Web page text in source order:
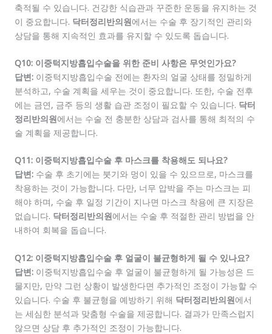
축적될 수 있습니다. 건강한 식습관과 꾸준한 운동을 유지하는 것
이 중요합니다. 닥터정리반의원에서는 수술 후 장기적인 관리와
상담을 통해 지속적인 효과를 유지할 수 있도록 돕습니다.
Q10: 이중턱지방흡입수술을 위한 준비 사항은 무엇인가요?
답변: 이중턱지방흡입수술 전에는 환자의 얼굴 상태를 정밀하게
분석하고, 수술 계획을 세우는 것이 중요합니다. 또한, 수술 전후
에는 금연, 금주 등의 생활 습관 조정이 필요할 수 있습니다. 닥터
정리반의원에서는 수술 전 충분한 상담과 검사를 통해 최적의 수
술 계획을 제공합니다.
Q11: 이중턱지방흡입수술 후 마스크를 착용해도 되나요?
답변: 수술 후 초기에는 붓기와 멍이 있을 수 있으므로, 마스크를
착용하는 것이 가능합니다. 다만, 너무 압박을 주는 마스크는 피
해야 하며, 수술 후 일정 기간이 지나면 마스크 착용에 큰 지장은
없습니다. 닥터정리반의원에서는 수술 후 적절한 관리 방법을 안
내하여 회복을 돕습니다.
Q12: 이중턱지방흡입수술 후 얼굴이 불균형하게 될 수 있나요?
답변: 이중턱지방흡입수술 후 얼굴이 불균형하게 될 가능성은 드
물지만, 만약 그런 상황이 발생한다면 추가적인 조정이 가능할 수
있습니다. 수술 후 불균형을 예방하기 위해 닥터정리반의원에서
는 세심한 분석과 맞춤형 수술을 제공합니다. 결과가 만족스럽지
않으면 상담 후 추가적인 조정이 가능합니다.